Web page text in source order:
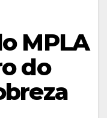
MPLA
do